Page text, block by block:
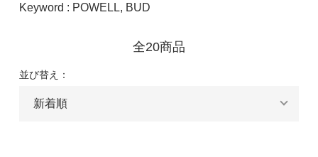
Keyword : POWELL, BUD
全20商品
並び替え：